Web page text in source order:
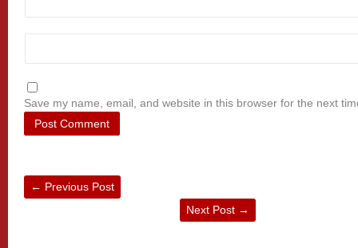
Save my name, email, and website in this browser for the next
← Previous Post
Next Post →